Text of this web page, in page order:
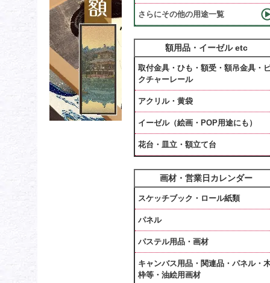
さらにその他の用途一覧
額用品・イーゼル etc
取付金具・ひも・額受・額吊金具・
クチャーレール
アクリル・黄袋
イーゼル（絵画・POP用途にも）
花台・皿立・額立て台
画材・営業日カレンダー
スケッチブック・ロール紙類
パネル
パステル用品・画材
キャンバス用品・関連品・パネル・
枠等・油絵用画材